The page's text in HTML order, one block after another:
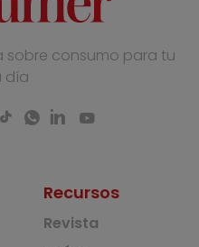
sobre consumo para tu
día
Recursos
Revista